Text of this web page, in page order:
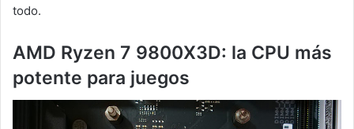
todo.
AMD Ryzen 7 9800X3D: la CPU más
potente para juegos